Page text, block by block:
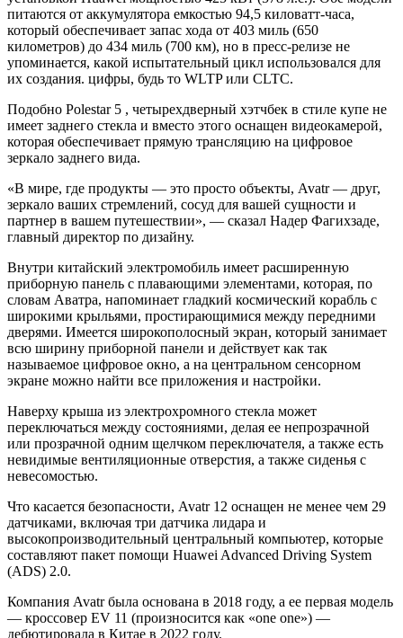
питаются от аккумулятора емкостью 94,5 киловатт-часа,
который обеспечивает запас хода от 403 миль (650
километров) до 434 миль (700 км), но в пресс-релизе не
упоминается, какой испытательный цикл использовался для
их создания. цифры, будь то WLTP или CLTC.
Подобно Polestar 5 , четырехдверный хэтчбек в стиле купе не
имеет заднего стекла и вместо этого оснащен видеокамерой,
которая обеспечивает прямую трансляцию на цифровое
зеркало заднего вида.
«В мире, где продукты — это просто объекты, Avatr — друг,
зеркало ваших стремлений, сосуд для вашей сущности и
партнер в вашем путешествии», — сказал Надер Фагихзаде,
главный директор по дизайну.
Внутри китайский электромобиль имеет расширенную
приборную панель с плавающими элементами, которая, по
словам Аватра, напоминает гладкий космический корабль с
широкими крыльями, простирающимися между передними
дверями. Имеется широкополосный экран, который занимает
всю ширину приборной панели и действует как так
называемое цифровое окно, а на центральном сенсорном
экране можно найти все приложения и настройки.
Наверху крыша из электрохромного стекла может
переключаться между состояниями, делая ее непрозрачной
или прозрачной одним щелчком переключателя, а также есть
невидимые вентиляционные отверстия, а также сиденья с
невесомостью.
Что касается безопасности, Avatr 12 оснащен не менее чем 29
датчиками, включая три датчика лидара и
высокопроизводительный центральный компьютер, которые
составляют пакет помощи Huawei Advanced Driving System
(ADS) 2.0.
Компания Avatr была основана в 2018 году, а ее первая модель
— кроссовер EV 11 (произносится как «one one») —
дебютировала в Китае в 2022 году.